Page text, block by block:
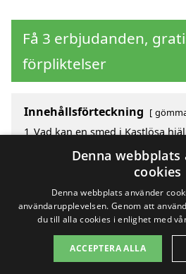
Få 3 erbjudanden,
förpliktelser
Innehållsförteckning
1 Vad kan en smed i Kastlösa
Hur mycket kostar en smed i
Fördelar med att välja smed i
Sök efter en smed i de
Copyright 2026 -
Om / kontakt Blogg
Denna webbplats
cookies
Denna webbplats använder
användarupplevelsen. Genom att
du till alla cookies i enlighet med
ACCEPTERA ALLA